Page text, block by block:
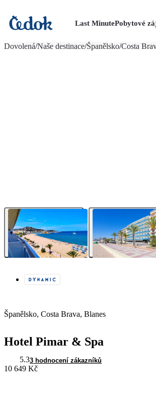
Last MinutePobytové
Dovolená/Naše destinace/Španělsko/Costa
Španělsko, Costa Brava, Blanes
Hotel Pimar & Spa
5.33 hodnocení zákazníků
10 649 Kč